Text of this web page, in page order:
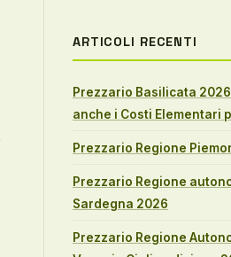
ARTICOLI RECENTI
Prezzario Basilicata
anche i Costi Elementari
Prezzario Regione
Prezzario Regione
Sardegna 2026
Prezzario Regione